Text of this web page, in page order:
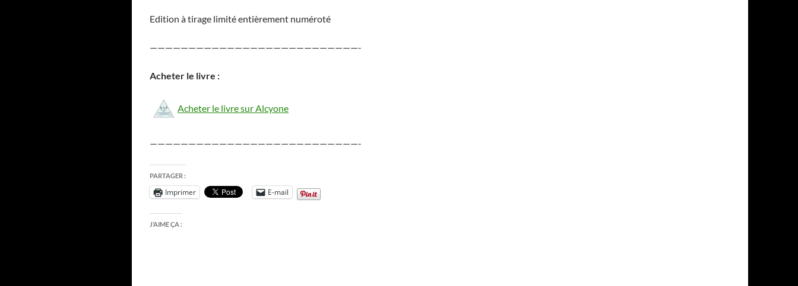
Edition à tirage limité entièrement numéroté
———————————————————————————-
Acheter le livre :
Acheter le livre sur Alcyone
———————————————————————————-
PARTAGER :
Imprimer E-mail
J’AIME ÇA :